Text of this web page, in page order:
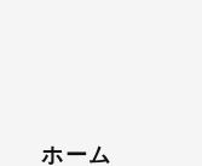
ホーム